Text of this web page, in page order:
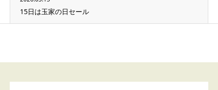
15日は玉家の日セール